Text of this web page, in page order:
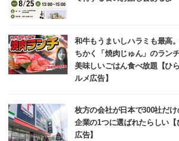
和牛もうまいしハラミも最高
ちかく「焼肉じゅん」のラン
美味しいごはん食べ放題【ひ
ルメ広告】
枚方の会社が日本で300社だ
企業の1つに選ばれたらしい【
広告】